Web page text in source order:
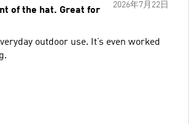
2026年7月22日
of the hat. Great for
outdoor use. It’s even worked